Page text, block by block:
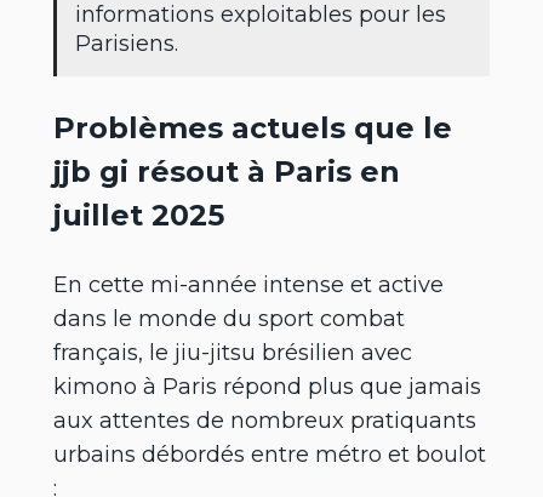
informations exploitables pour les
Parisiens.
Problèmes actuels que le
jjb gi résout à Paris en
juillet 2025
En cette mi-année intense et active
dans le monde du sport combat
français, le jiu-jitsu brésilien avec
kimono à Paris répond plus que jamais
aux attentes de nombreux pratiquants
urbains débordés entre métro et boulot
: